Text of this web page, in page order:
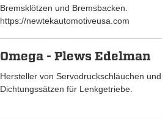
Bremsklötzen und Bremsbacken.
https://newtekautomotiveusa.com
Omega - Plews Edelman
Hersteller von Servodruckschläuchen und
Dichtungssätzen für Lenkgetriebe.